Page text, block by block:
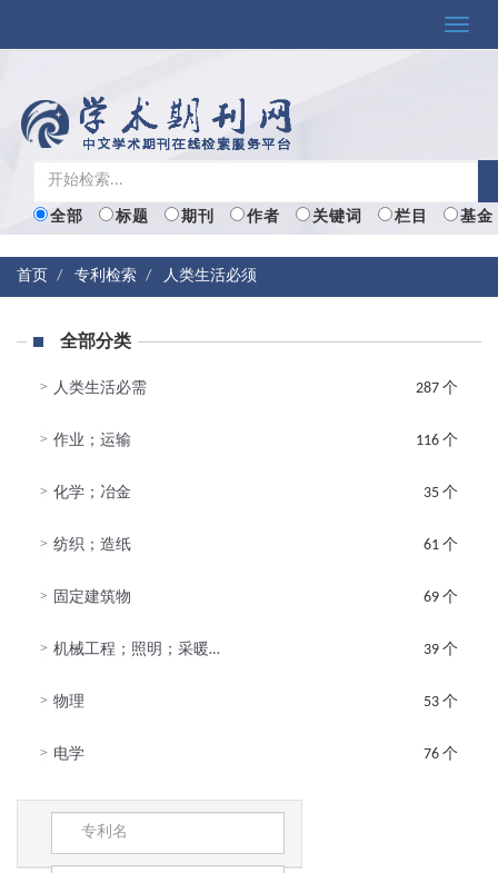
Toggle
全部 标题 期刊 作者 关键词 栏目 基金
首页 专利检索 人类生活必须
全部分类
287 个
> 人类生活必需
116 个
> 作业；运输
35 个
> 化学；冶金
61 个
> 纺织；造纸
69 个
> 固定建筑物
39 个
> 机械工程；照明；采暖；武器；爆破
53 个
> 物理
76 个
> 电学